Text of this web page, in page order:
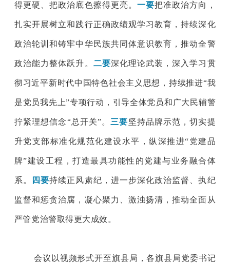
得更硬、把政治底色擦得更亮。 一要把准政治方向，
扎实开展树立和践行正确政绩观学习教育，持续深化
政治轮训和铸牢中华民族共同体意识教育，推动全警
政治能力整体跃升。 二要深化理论武装，深入学习贯
彻习近平新时代中国特色社会主义思想，持续推进“我
是党员我先上”专项行动，引导全体党员和广大民辅警
拧紧理想信念“总开关”。 三要坚持品牌示范，切实提
升党支部标准化规范化建设水平，纵深推进“党建品
牌”建设工程，打造最具功能性的党建与业务融合体
系。 四要持续正风肃纪，进一步深化政治监督、执纪
监督和惩贪治腐，凝心聚力、激浊扬清，推动全面从
严管党治警取得更大成效。
会议以视频形式开至旗县局，各旗县局党委书记